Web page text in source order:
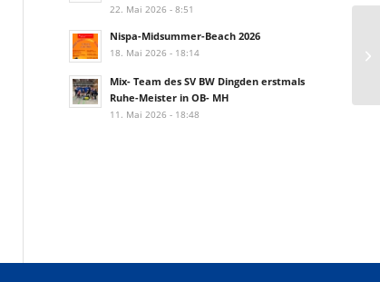
22. Mai 2026 - 8:51
Nispa-Midsummer-Beach 2026
18. Mai 2026 - 18:14
Mix- Team des SV BW Dingden erstmals
Ruhe-Meister in OB- MH
11. Mai 2026 - 18:48